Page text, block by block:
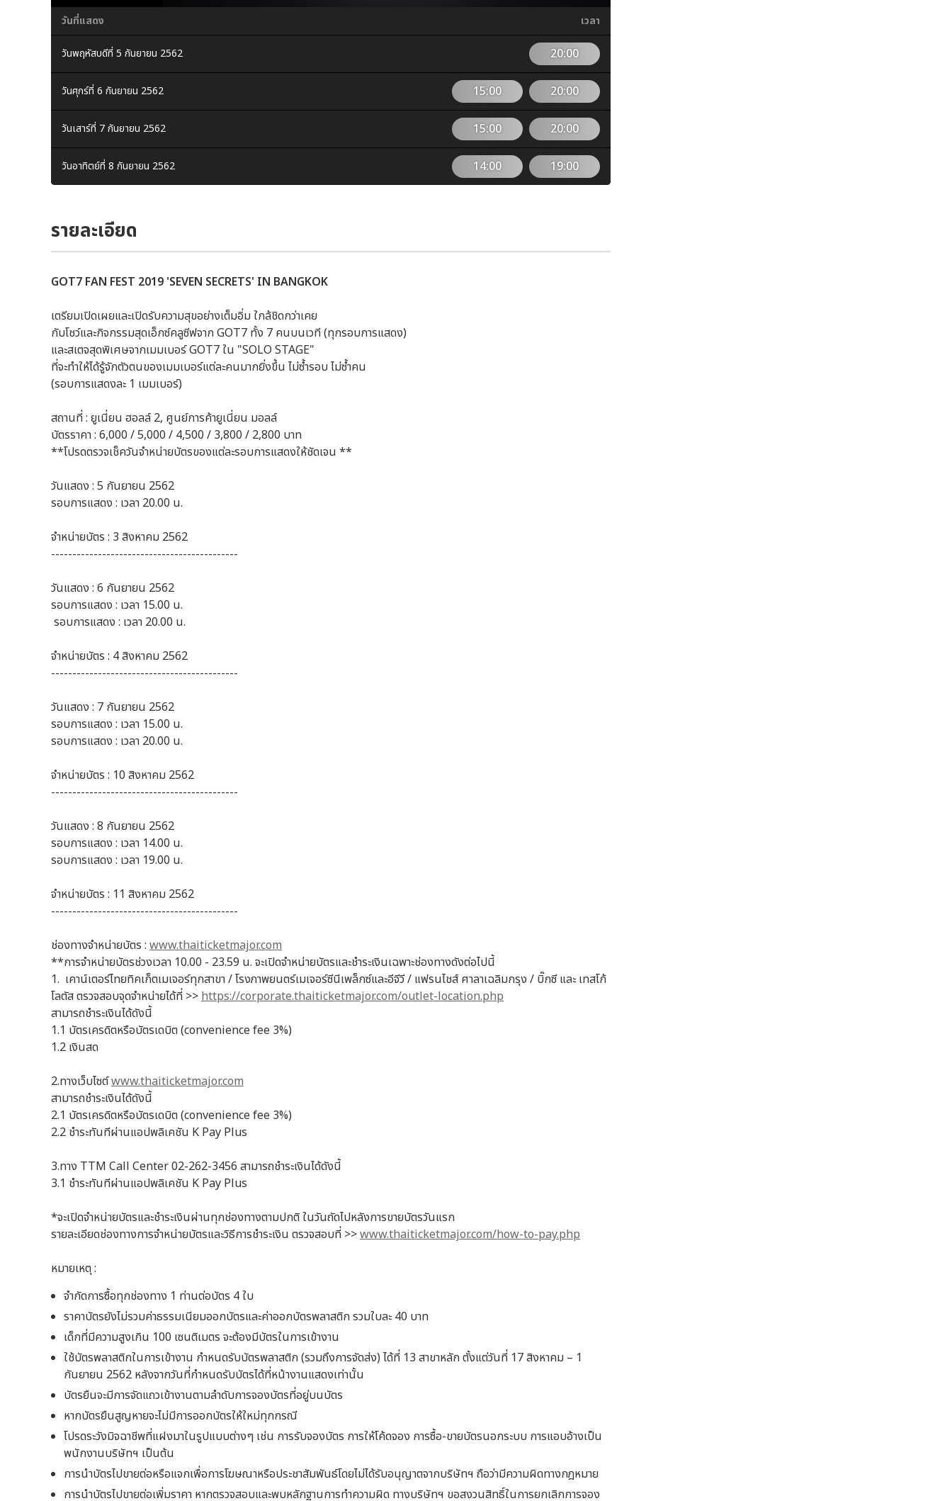
วันที่แสดง เวลา
วันพฤหัสบดีที่ 5 กันยายน 2562 20:00
วันศุกร์ที่ 6 กันยายน 2562 15:00 20:00
วันเสาร์ที่ 7 กันยายน 2562 15:00 20:00
วันอาทิตย์ที่ 8 กันยายน 2562 14:00 19:00
รายละเอียด
GOT7 FAN FEST 2019 'SEVEN SECRETS' IN BANGKOK
เตรียมเปิดเผยและเปิดรับความสุขอย่างเต็มอิ่ม ใกล้ชิดกว่าเคย
กับโชว์และกิจกรรมสุดเอ็กซ์คลูซีฟจาก GOT7 ทั้ง 7 คนบนเวที (ทุกรอบการแสดง)
และสเตจสุดพิเศษจากเมมเบอร์ GOT7 ใน "SOLO STAGE"
ที่จะทำให้ได้รู้จักตัวตนของเมมเบอร์แต่ละคนมากยิ่งขึ้น ไม่ซ้ำรอบ ไม่ซ้ำคน
(รอบการแสดงละ 1 เมมเบอร์)
สถานที่ : ยูเนี่ยน ฮอลล์ 2, ศูนย์การค้ายูเนี่ยน มอลล์
บัตรราคา : 6,000 / 5,000 / 4,500 / 3,800 / 2,800 บาท
**โปรดตรวจเช็ควันจำหน่ายบัตรของแต่ละรอบการแสดงให้ชัดเจน **
วันแสดง : 5 กันยายน 2562
รอบการแสดง : เวลา 20.00 น.
จำหน่ายบัตร : 3 สิงหาคม 2562
--------------------------------------------
วันแสดง : 6 กันยายน 2562
รอบการแสดง : เวลา 15.00 น.
รอบการแสดง : เวลา 20.00 น.
จำหน่ายบัตร : 4 สิงหาคม 2562
--------------------------------------------
วันแสดง : 7 กันยายน 2562
รอบการแสดง : เวลา 15.00 น.
รอบการแสดง : เวลา 20.00 น.
จำหน่ายบัตร : 10 สิงหาคม 2562
--------------------------------------------
วันแสดง : 8 กันยายน 2562
รอบการแสดง : เวลา 14.00 น.
รอบการแสดง : เวลา 19.00 น.
จำหน่ายบัตร : 11 สิงหาคม 2562
--------------------------------------------
ช่องทางจำหน่ายบัตร : www.thaiticketmajor.com
**การจำหน่ายบัตรช่วงเวลา 10.00 - 23.59 น. จะเปิดจำหน่ายบัตรและชำระเงินเฉพาะช่องทางดังต่อไปนี้
1. เคาน์เตอร์ไทยทิคเก็ตเมเจอร์ทุกสาขา / โรงภาพยนตร์เมเจอร์ซีนีเพล็กซ์และอีจีวี / แฟรนไชส์ ศาลาเฉลิมกรุง / บิ๊กซี และ เทสโก้
โลตัส ตรวจสอบจุดจำหน่ายได้ที่ >> https://corporate.thaiticketmajor.com/outlet-location.php
สามารถชำระเงินได้ดังนี้
1.1 บัตรเครดิตหรือบัตรเดบิต (convenience fee 3%)
1.2 เงินสด
2.ทางเว็บไซต์www.thaiticketmajor.com
สามารถชำระเงินได้ดังนี้
2.1 บัตรเครดิตหรือบัตรเดบิต (convenience fee 3%)
2.2 ชำระทันทีผ่านแอปพลิเคชัน K Pay Plus
3.ทาง TTM Call Center 02-262-3456 สามารถชำระเงินได้ดังนี้
3.1 ชำระทันทีผ่านแอปพลิเคชัน K Pay Plus
*จะเปิดจำหน่ายบัตรและชำระเงินผ่านทุกช่องทางตามปกติ ในวันถัดไปหลังการขายบัตรวันแรก
รายละเอียดช่องทางการจำหน่ายบัตรและวิธีการชำระเงิน ตรวจสอบที่ >>www.thaiticketmajor.com/how-to-pay.php
หมายเหตุ :
จำกัดการซื้อทุกช่องทาง 1 ท่านต่อบัตร 4 ใบ
ราคาบัตรยังไม่รวมค่าธรรมเนียมออกบัตรและค่าออกบัตรพลาสติก รวมใบละ 40 บาท
เด็กที่มีความสูงเกิน 100 เซนติเมตร จะต้องมีบัตรในการเข้างาน
ใช้บัตรพลาสติกในการเข้างาน กำหนดรับบัตรพลาสติก (รวมถึงการจัดส่ง) ได้ที่ 13 สาขาหลัก ตั้งแต่วันที่ 17 สิงหาคม – 1
กันยายน 2562 หลังจากวันที่กำหนดรับบัตรได้ที่หน้างานแสดงเท่านั้น
บัตรยืนจะมีการจัดแถวเข้างานตามลำดับการจองบัตรที่อยู่บนบัตร
หากบัตรยืนสูญหายจะไม่มีการออกบัตรให้ใหม่ทุกกรณี
โปรดระวังมิจฉาชีพที่แฝงมาในรูปแบบต่างๆ เช่น การรับจองบัตร การให้โค้ดจอง การซื้อ-ขายบัตรนอกระบบ การแอบอ้างเป็น
พนักงานบริษัทฯ เป็นต้น
การนำบัตรไปขายต่อหรือแจกเพื่อการโฆษณาหรือประชาสัมพันธ์โดยไม่ได้รับอนุญาตจากบริษัทฯ ถือว่ามีความผิดทางกฎหมาย
การนำบัตรไปขายต่อเพิ่มราคา หากตรวจสอบและพบหลักฐานการทำความผิด ทางบริษัทฯ ขอสงวนสิทธิ์ในการยกเลิกการจอง